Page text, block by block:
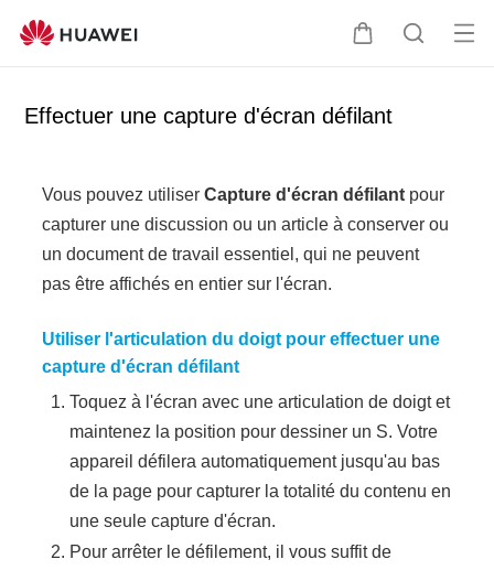
C
v
r
e
R
e
Ou
Effectuer une capture d'écran défilant
Vous pouvez utiliserCapture d'écran défilant pour
capturer une discussion ou un article à conserver ou
un document de travail essentiel, qui ne peuvent
pas être affichés en entier sur l'écran.
Utiliser l'articulation du doigt pour effectuer une
capture d'écran défilant
Toquez à l'écran avec une articulation de doigt et
maintenez la position pour dessiner un S. Votre
appareil défilera automatiquement jusqu'au bas
de la page pour capturer la totalité du contenu en
une seule capture d'écran.
Pour arrêter le défilement, il vous suffit de